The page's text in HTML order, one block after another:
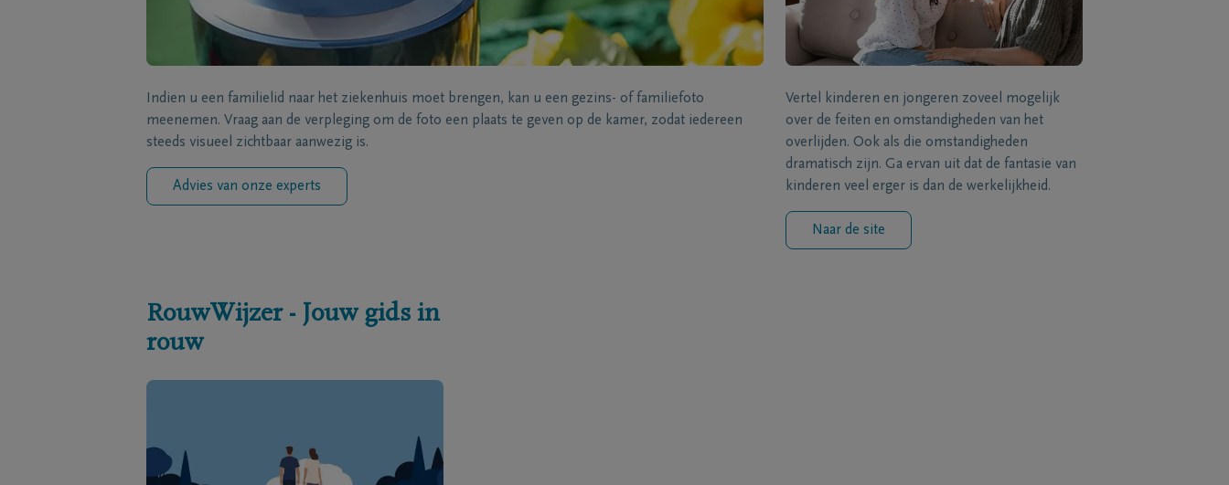
Indien u een familielid naar het ziekenhuis moet brengen, kan u een gezins- of familiefoto
meenemen. Vraag aan de verpleging om de foto een plaats te geven op de kamer, zodat iedereen
steeds visueel zichtbaar aanwezig is.
Advies van onze experts
Vertel kinderen en jongeren zoveel mogelijk
over de feiten en omstandigheden van het
overlijden. Ook als die omstandigheden
dramatisch zijn. Ga ervan uit dat de fantasie van
kinderen veel erger is dan de werkelijkheid.
Naar de site
RouwWijzer - Jouw gids in
rouw